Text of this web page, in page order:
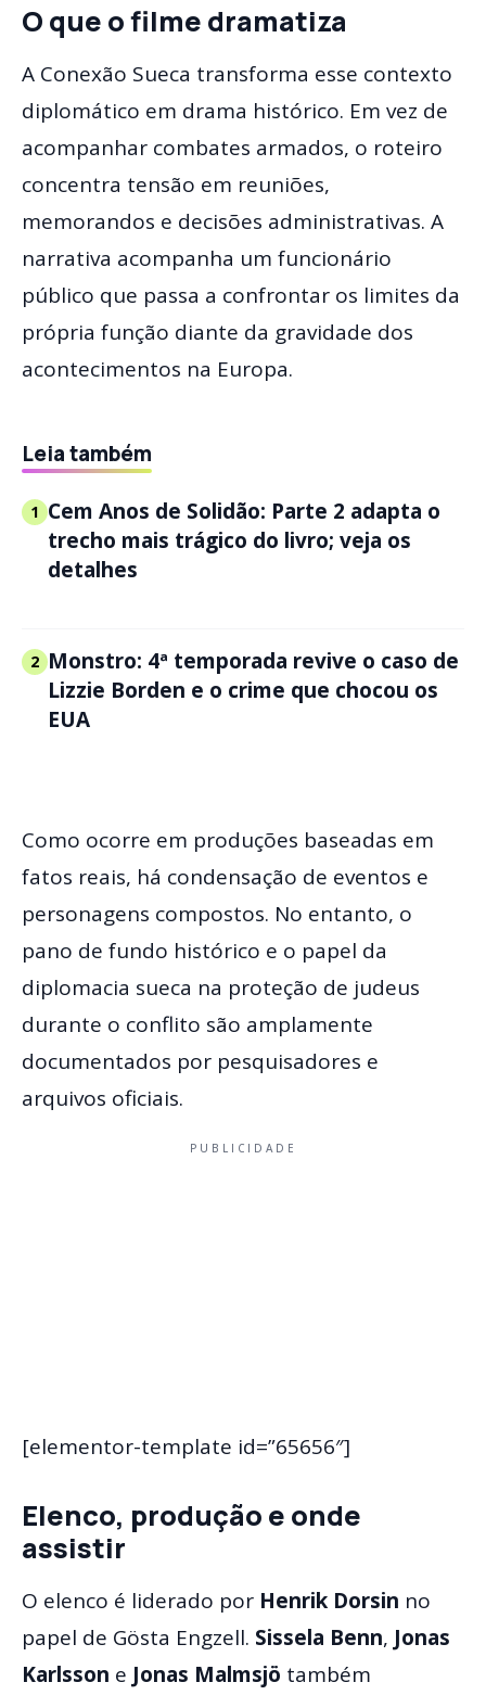
O que o filme dramatiza
A Conexão Sueca transforma esse contexto
diplomático em drama histórico. Em vez de
acompanhar combates armados, o roteiro
concentra tensão em reuniões,
memorandos e decisões administrativas. A
narrativa acompanha um funcionário
público que passa a confrontar os limites da
própria função diante da gravidade dos
acontecimentos na Europa.
Leia também
1 Cem Anos de Solidão: Parte 2 adapta o
trecho mais trágico do livro; veja os
detalhes
2 Monstro: 4ª temporada revive o caso de
Lizzie Borden e o crime que chocou os
EUA
Como ocorre em produções baseadas em
fatos reais, há condensação de eventos e
personagens compostos. No entanto, o
pano de fundo histórico e o papel da
diplomacia sueca na proteção de judeus
durante o conflito são amplamente
documentados por pesquisadores e
arquivos oficiais.
PUBLICIDADE
[elementor-template id=”65656″]
Elenco, produção e onde
assistir
O elenco é liderado por Henrik Dorsin no
papel de Gösta Engzell. Sissela Benn, Jonas
Karlsson e Jonas Malmsjö também